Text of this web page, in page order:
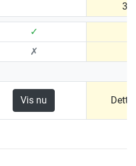
30
✓
✗
Vis nu